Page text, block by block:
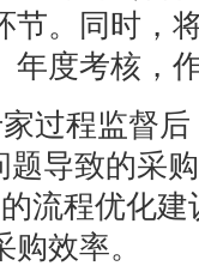
节。同时，
年度考核，
过程监督
导致的采
流程优化
效率。